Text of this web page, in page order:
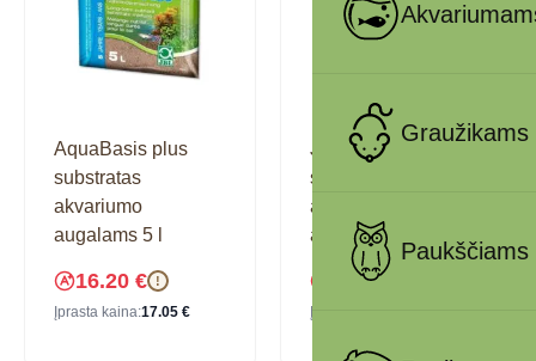
Graužikams
Paukščiams
AquaBasis plus
substratas
akvariumo
augalams 5 l
16.20 € !
Įprasta kaina:17.05 €
JBL AquaBasis plus
substratas
akvariumo
augalams 2,5 l
10.43